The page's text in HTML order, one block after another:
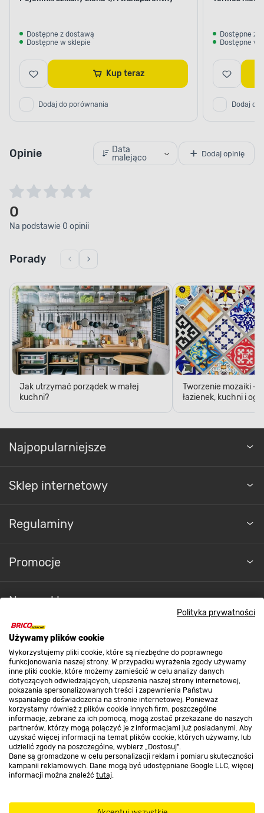
Polityka prywatności
Używamy plików cookie
Wykorzystujemy pliki cookie, które są niezbędne do poprawnego
funkcjonowania naszej strony. W przypadku wyrażenia zgody używamy
inne pliki cookie, które możemy zamieścić w celu analizy danych
dotyczących odwiedzających, ulepszenia naszej strony internetowej,
pokazania spersonalizowanych treści i zapewnienia Państwu
wspaniałego doświadczenia na stronie internetowej. Ponieważ
korzystamy również z plików cookie innych firm, poszczególne
informacje, zebrane za ich pomocą, mogą zostać przekazane do naszych
partnerów, którzy mogą połączyć je z informacjami już posiadanymi. Aby
uzyskać więcej informacji na temat plików cookie, których używamy, lub
udzielić zgody na poszczególne, wybierz „Dostosuj”.
Dane są gromadzone w celu personalizacji reklam i pomiaru skuteczności
kampanii reklamowych. Dane mogą być udostępniane Google LLC, więcej
informacji można znaleźć tutaj.
Dostępne z dostawą
Dostępne w sklepie
Kup teraz
Dodaj do porównania
Dostępne z
Dostępne w
Dodaj do
Opinie
Data
malejąco
Dodaj opinię
0
Na podstawie 0 opinii
Porady
Jak utrzymać porządek w małej
kuchni?
Tworzenie mozaiki -
łazienek, kuchni i
Najpopularniejsze
Sklep internetowy
Regulaminy
Promocje
Nasze sklepy
O nas
Kontakt do sklepu
Strefa biznesu
Dołącz do nas